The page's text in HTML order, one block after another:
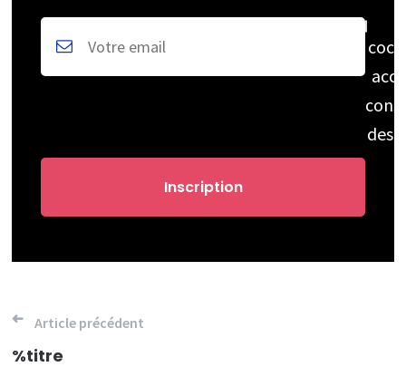
des
Navigation
de
Article précédent
%titre